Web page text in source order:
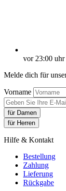
vor 23:00 uhr
Melde dich für
Vorname
für Damen
für Herren
Hilfe & Kontakt
Bestellung
Zahlung
Lieferung
Rückgabe